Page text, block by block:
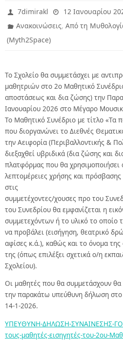
7dimirakl
12 Ιανουαρίου
Ανακοινώσεις,Από τη
(Myth2Space)
Το Σχολείο θα συμμετάσχει με
μαθητριών στο 2ο Μαθητικό
αποστάσεως και δια ζώσης) την
Ιανουαρίου 2026 στο Μέγαρο
Το Μαθητικό Συνέδριο με τίτλο «Τα
που διοργανώνει το Διεθνές
την Αειφορία (Περιβαλλοντικής &
διεξαχθεί υβριδικά (δια ζώσης και
πλατφόρμας που θα χρησιμοποιήσει
λεπτομέρειες χρήσης και
στις
συμμετέχοντες/χουσες προ του
του Συνεδρίου θα εμφανίζεται η
συμμετεχόντων ή το υλικό το οποίο
να προβάλει (εισήγηση, θεατρικό
αφίσες κ.ά.), καθώς και το όνομα
της (όπως επιλέξει σχετικά ο/η
Σχολείου).
Οι μαθητές που θα συμμετάσχουν
την παρακάτω υπεύθυνη δήλωση στο
14-1-2026.
ΥΠΕΥΘΥΝΗ-ΔΗΛΩΣΗ-ΣΥΝΑΙΝΕΣΗΣ-
τους-μαθητές-εισηγητές-του-2ου-